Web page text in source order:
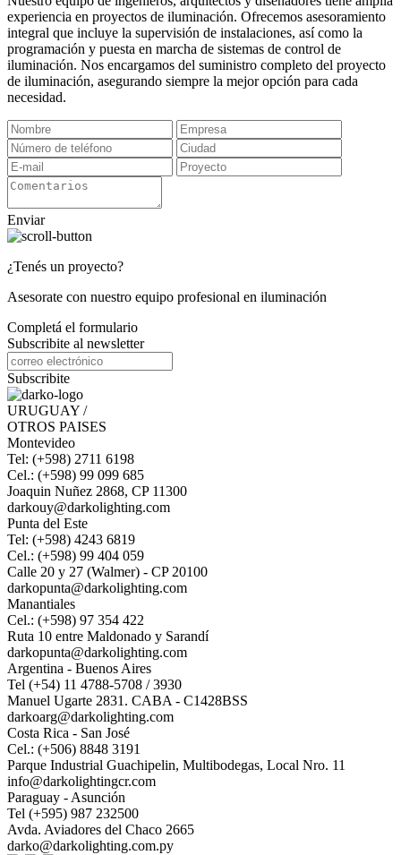
experiencia en proyectos de iluminación. Ofrecemos asesoramiento
integral que incluye la supervisión de instalaciones, así como la
programación y puesta en marcha de sistemas de control de
iluminación. Nos encargamos del suministro completo del proyecto
de iluminación, asegurando siempre la mejor opción para cada
necesidad.
Enviar
¿Tenés un proyecto?
Asesorate con nuestro equipo profesional en iluminación
Completá el formulario
Subscribite al newsletter
Subscribite
URUGUAY /
OTROS PAISES
Montevideo
Tel: (+598) 2711 6198
Cel.: (+598) 99 099 685
Joaquin Nuñez 2868, CP 11300
darkouy@darkolighting.com
Punta del Este
Tel: (+598) 4243 6819
Cel.: (+598) 99 404 059
Calle 20 y 27 (Walmer) - CP 20100
darkopunta@darkolighting.com
Manantiales
Cel.: (+598) 97 354 422
Ruta 10 entre Maldonado y Sarandí
darkopunta@darkolighting.com
Argentina - Buenos Aires
Tel (+54) 11 4788-5708 / 3930
Manuel Ugarte 2831. CABA - C1428BSS
darkoarg@darkolighting.com
Costa Rica - San José
Cel.: (+506) 8848 3191
Parque Industrial Guachipelin, Multibodegas, Local Nro. 11
info@darkolightingcr.com
Paraguay - Asunción
Tel (+595) 987 232500
Avda. Aviadores del Chaco 2665
darko@darkolighting.com.py